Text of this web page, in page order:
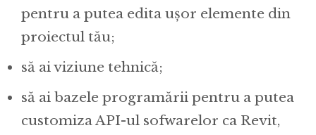
pentru a putea edita ușor elemente din
proiectul tău;
să ai viziune tehnică;
să ai bazele programării pentru a putea
customiza API-ul sofwarelor ca Revit,